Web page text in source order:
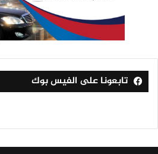
تابعونا على الفيس بوك